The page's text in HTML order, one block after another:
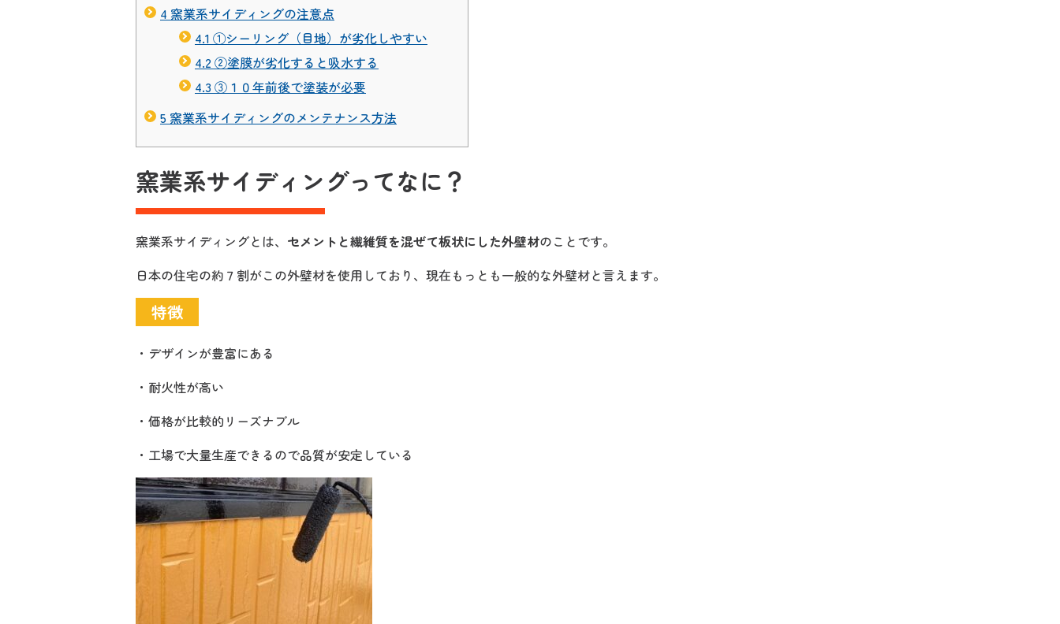
4 窯業系サイディングの注意点
4.1 ①シーリング（目地）が劣化しやすい
4.2 ②塗膜が劣化すると吸水する
4.3 ③１０年前後で塗装が必要
5 窯業系サイディングのメンテナンス方法
窯業系サイディングってなに？
窯業系サイディングとは、 セメントと繊維質を混ぜて板状にした外壁材のことです。
日本の住宅の約７割がこの外壁材を使用しており、現在もっとも一般的な外壁材と言えます。
特徴
・デザインが豊富にある
・耐火性が高い
・価格が比較的リーズナブル
・工場で大量生産できるので品質が安定している